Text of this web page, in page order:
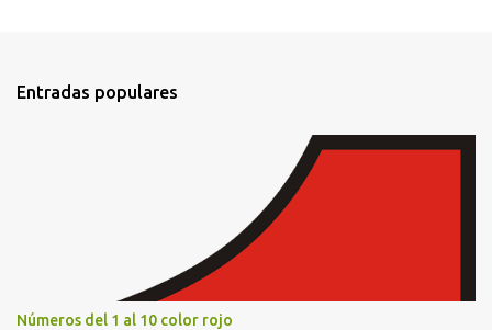
t
Entradas populares
Números del 1 al 10 color rojo